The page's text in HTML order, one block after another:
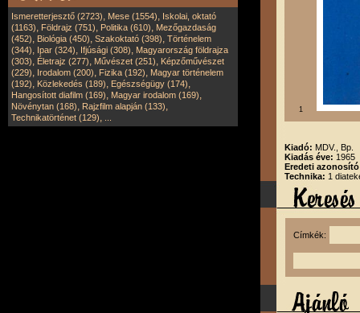
Ismeretterjesztő (2723), Mese (1554), Iskolai, oktató
(1163), Földrajz (751), Politika (610), Mezőgazdaság
(452), Biológia (450), Szakoktató (398), Történelem
(344), Ipar (324), Ifjúsági (308), Magyarország földrajza
(303), Életrajz (277), Művészet (251), Képzőművészet
(229), Irodalom (200), Fizika (192), Magyar történelem
(192), Közlekedés (189), Egészségügy (174),
Hangosított diafilm (169), Magyar irodalom (169),
Növénytan (168), Rajzfilm alapján (133),
Technikatörténet (129),
1
Kiadó: MDV., Bp.
Kiadás éve: 1965
Eredeti
Technika: 1
Címkék: